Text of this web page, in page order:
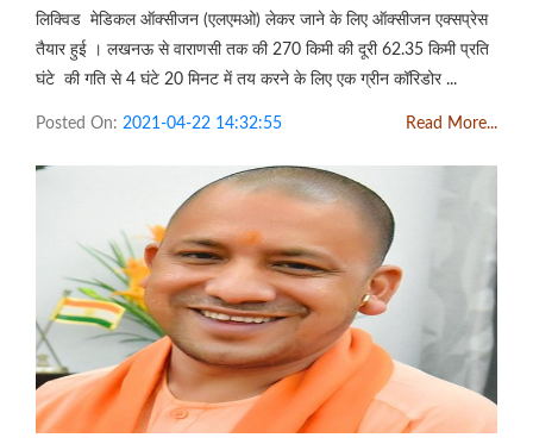
लिक्विड मेडिकल ऑक्सीजन (एलएमओ) लेकर जाने के लिए ऑक्सीजन एक्सप्रेस
तैयार हुई । लखनऊ से वाराणसी तक की 270 किमी की दूरी 62.35 किमी प्रति
घंटे की गति से 4 घंटे 20 मिनट में तय करने के लिए एक ग्रीन कॉरिडोर ...
Posted On: 2021-04-22 14:32:55 Read More...